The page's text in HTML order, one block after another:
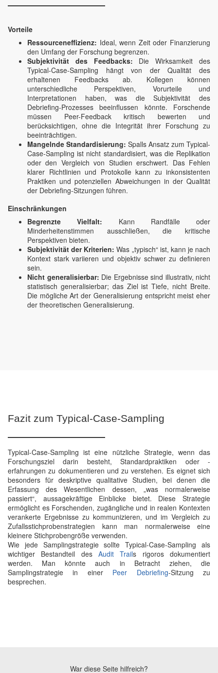
Vorteile
Ressourceneffizienz: Ideal, wenn Zeit oder Finanzierung
den Umfang der Forschung begrenzen.
Subjektivität des Feedbacks: Die Wirksamkeit des
Typical-Case-Sampling hängt von der Qualität des
erhaltenen Feedbacks ab. Kollegen können
unterschiedliche Perspektiven, Vorurteile und
Interpretationen haben, was die Subjektivität des
Debriefing-Prozesses beeinflussen könnte. Forschende
müssen Peer-Feedback kritisch bewerten und
berücksichtigen, ohne die Integrität ihrer Forschung zu
beeinträchtigen.
Mangelnde Standardisierung: Spalls Ansatz zum Typical-
Case-Sampling ist nicht standardisiert, was die Replikation
oder den Vergleich von Studien erschwert. Das Fehlen
klarer Richtlinien und Protokolle kann zu inkonsistenten
Praktiken und potenziellen Abweichungen in der Qualität
der Debriefing-Sitzungen führen.
Einschränkungen
Begrenzte Vielfalt: Kann Randfälle oder
Minderheitenstimmen ausschließen, die kritische
Perspektiven bieten.
Subjektivität der Kriterien: Was „typisch“ ist, kann je nach
Kontext stark variieren und objektiv schwer zu definieren
sein.
Nicht generalisierbar: Die Ergebnisse sind illustrativ, nicht
statistisch generalisierbar; das Ziel ist Tiefe, nicht Breite.
Die mögliche Art der Generalisierung entspricht meist eher
der theoretischen Generalisierung.
Fazit zum Typical-Case-Sampling
Typical-Case-Sampling ist eine nützliche Strategie, wenn das
Forschungsziel darin besteht, Standardpraktiken oder -
erfahrungen zu dokumentieren und zu verstehen. Es eignet sich
besonders für deskriptive qualitative Studien, bei denen die
Erfassung des Wesentlichen dessen, „was normalerweise
passiert“, aussagekräftige Einblicke bietet. Diese Strategie
ermöglicht es Forschenden, zugängliche und in realen Kontexten
verankerte Ergebnisse zu kommunizieren, und im Vergleich zu
Zufallsstichprobenstrategien kann man normalerweise eine
kleinere Stichprobengröße verwenden.
Wie jede Samplingstrategie sollte Typical-Case-Sampling als
wichtiger Bestandteil des Audit Trails rigoros dokumentiert
werden. Man könnte auch in Betracht ziehen, die
Samplingstrategie in einer Peer Debriefing-Sitzung zu
besprechen.
War diese Seite hilfreich?